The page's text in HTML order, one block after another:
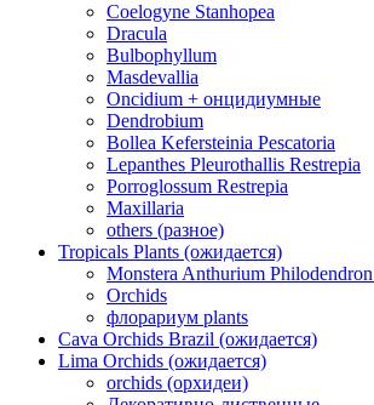
Coelogyne Stanhopea
Dracula
Bulbophyllum
Masdevallia
Oncidium + онцидиумные
Dendrobium
Bollea Kefersteinia Pescatoria
Lepanthes Pleurothallis Restrepia
Porroglossum Restrepia
Maxillaria
others (разное)
Tropicals Plants (ожидается)
​​​​​​​Monstera Anthurium Philodendron
Orchids
флорариум plants
Cava Orchids Brazil (ожидается)
Lima Orchids (ожидается)
orchids (орхидеи)